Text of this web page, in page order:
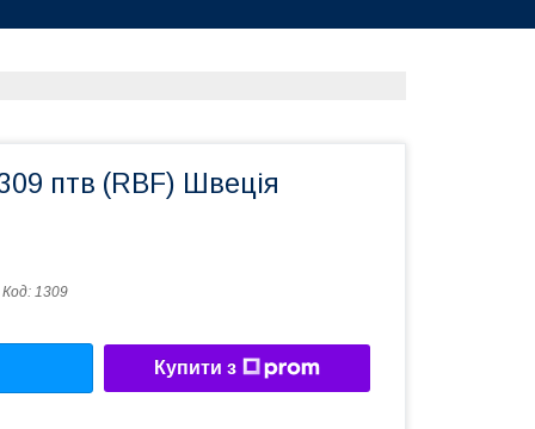
птв (RBF) Швеція
Код: 1309
Купити з